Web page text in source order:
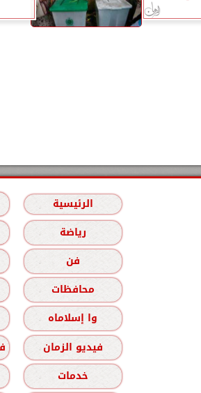
الرئيسية
رياضة
فن
محافظات
وا إسلاماه
فيديو الزمان
خدمات